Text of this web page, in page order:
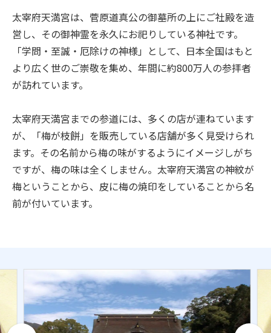
閉じる
太宰府天満宮は、菅原道真公の御墓所の上にご社殿を造
営し、その御神霊を永久にお祀りしている神社です。
「学問・至誠・厄除けの神様」として、日本全国はもと
より広く世のご崇敬を集め、年間に約800万人の参拝者
が訪れています。
太宰府天満宮までの参道には、多くの店が連ねています
が、「梅が枝餅」を販売している店舗が多く見受けられ
ます。その名前から梅の味がするようにイメージしがち
ですが、梅の味は全くしません。太宰府天満宮の神紋が
梅ということから、皮に梅の焼印をしていることから名
前が付いています。